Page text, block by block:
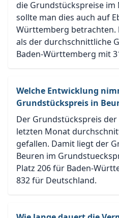
die Grundstückspreise im
sollte man dies auch auf
Württemberg betrachten.
als der durchschnittliche
Baden-Württemberg mit
Welche Entwicklung
Grundstückspreis in
Der Grundstückspreis
letzten Monat
gefallen. Damit liegt der
Beuren im
Platz 206 für Baden-
832 für Deutschland.